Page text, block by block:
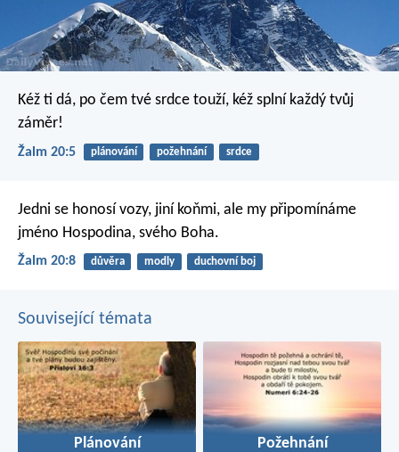
Kéž ti dá, po čem tvé srdce touží, kéž splní každý tvůj
záměr!
Žalm 20:5 plánování požehnání srdce
Jedni se honosí vozy, jiní koňmi, ale my připomínáme
jméno Hospodina, svého Boha.
Žalm 20:8 důvěra modly duchovní boj
Související témata
Plánování Požehnání